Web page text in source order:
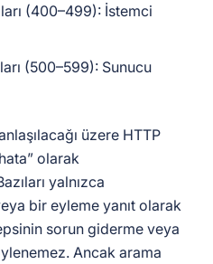
(400–499): İstemci
(500–599): Sunucu
üzere HTTP
olarak
yalnızca
bir eyleme yanıt olarak
sorun giderme veya
Ancak arama